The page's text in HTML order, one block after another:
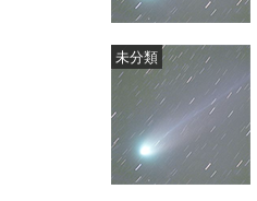
未分類